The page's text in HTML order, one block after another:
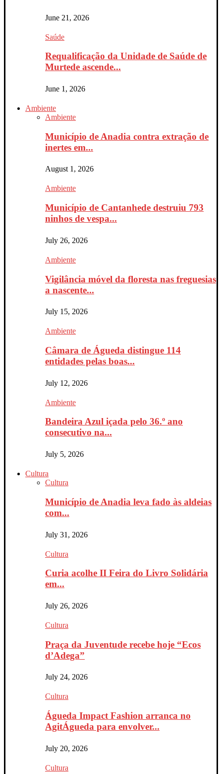
June 21, 2026
Saúde
Requalificação da Unidade de Saúde de
Murtede ascende...
June 1, 2026
Ambiente
Ambiente
Município de Anadia contra extração de
inertes em...
August 1, 2026
Ambiente
Município de Cantanhede destruiu 793
ninhos de vespa...
July 26, 2026
Ambiente
Vigilância móvel da floresta nas freguesias
a nascente...
July 15, 2026
Ambiente
Câmara de Águeda distingue 114
entidades pelas boas...
July 12, 2026
Ambiente
Bandeira Azul içada pelo 36.º ano
consecutivo na...
July 5, 2026
Cultura
Cultura
Município de Anadia leva fado às aldeias
com...
July 31, 2026
Cultura
Curia acolhe II Feira do Livro Solidária
em...
July 26, 2026
Cultura
Praça da Juventude recebe hoje “Ecos
d’Adega”
July 24, 2026
Cultura
Águeda Impact Fashion arranca no
AgitÁgueda para envolver...
July 20, 2026
Cultura